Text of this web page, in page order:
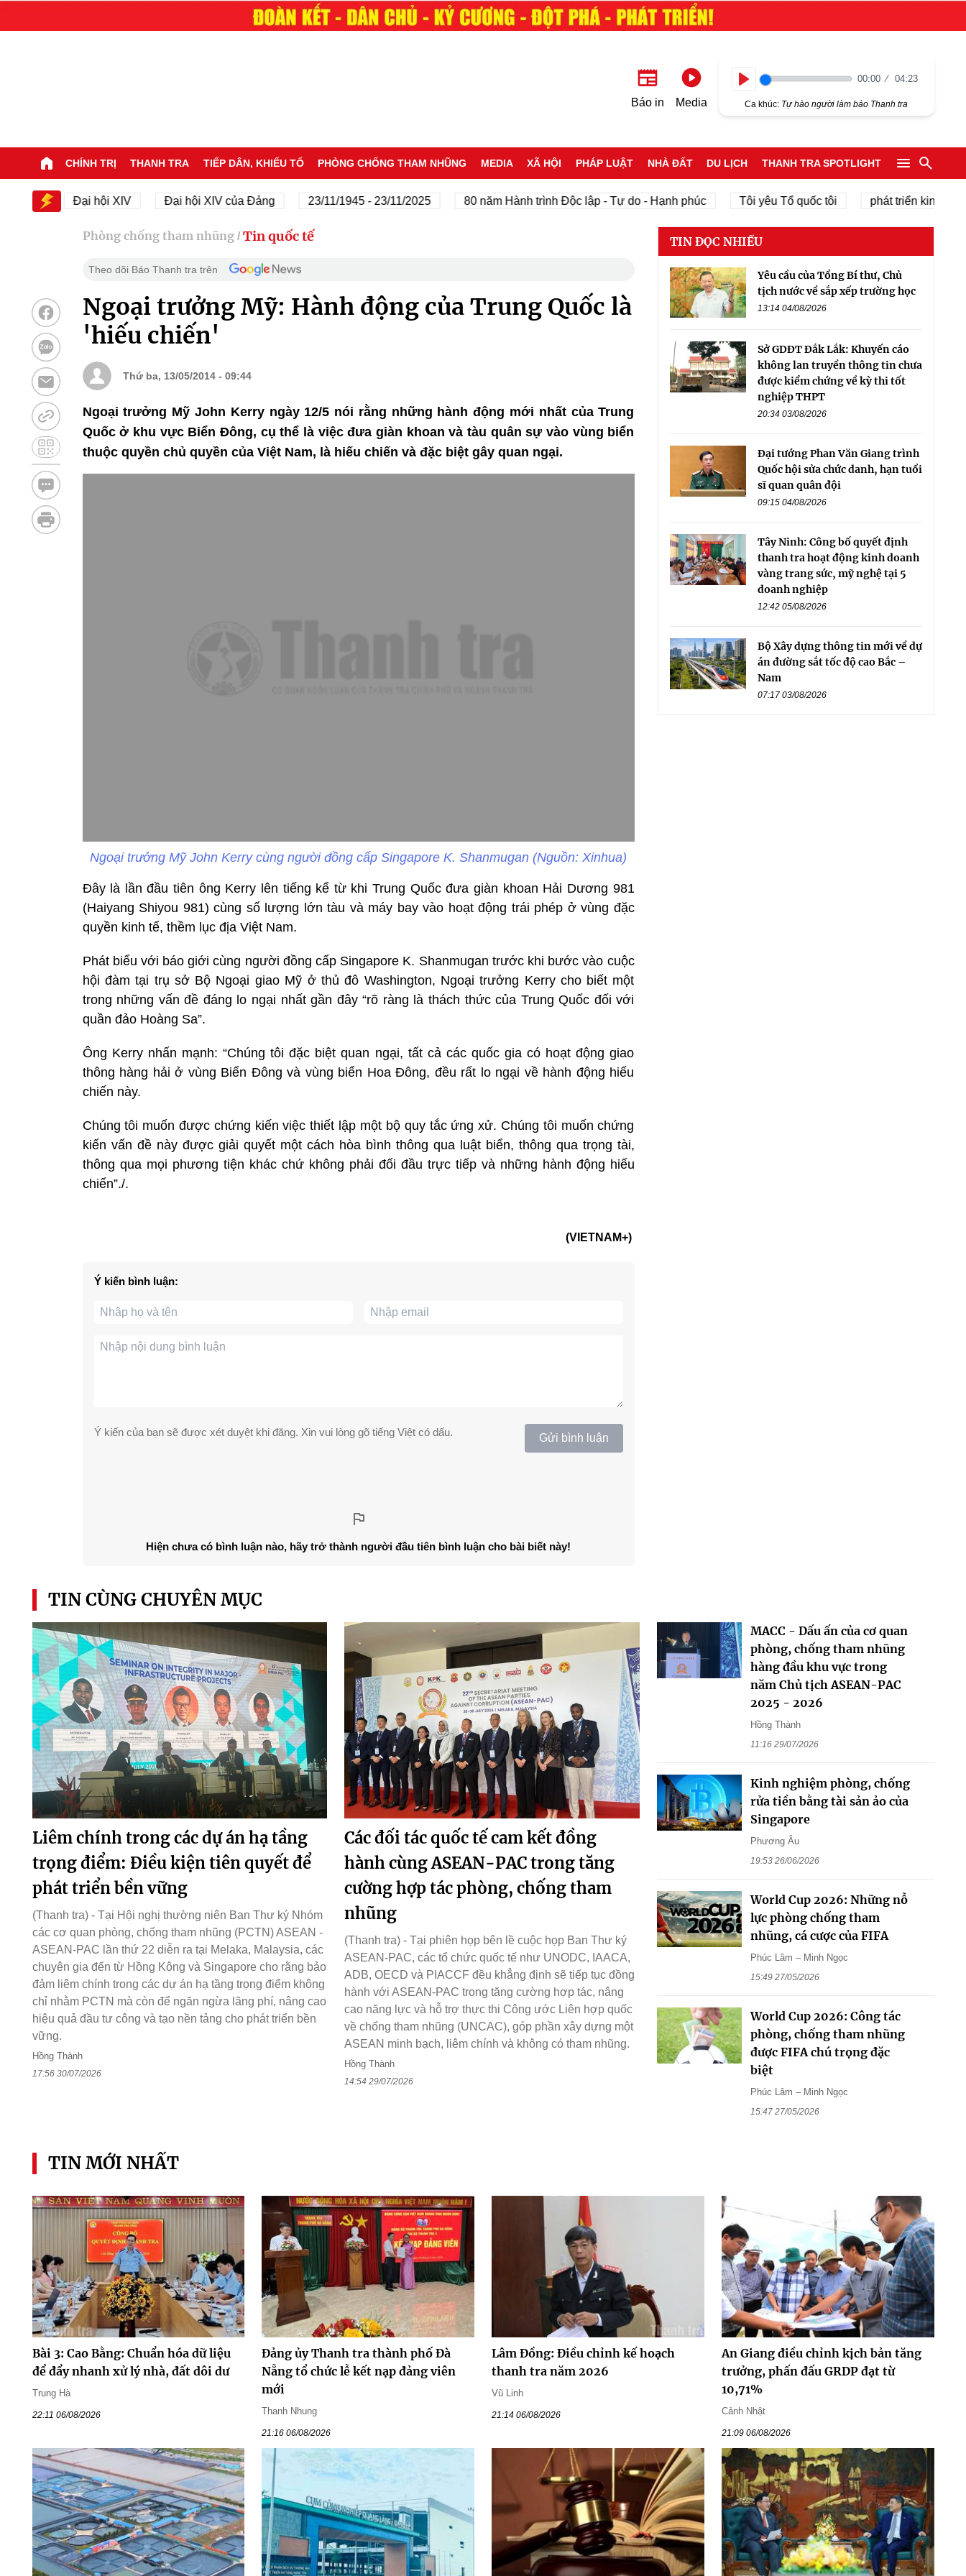
Báo in Media
00:00 04:23
Ca khúc: Tự hào người làm báo Thanh tra
CHÍNH TRỊ THANH TRA TIẾP DÂN, KHIẾU TỐ PHÒNG CHỐNG THAM NHŨNG MEDIA XÃ HỘI PHÁP LUẬT NHÀ ĐẤT DU LỊCH THANH TRA SPOTLIGHT
Đại hội XIV Đại hội XIV của Đảng 23/11/1945 - 23/11/2025 80 năm Hành trình Độc lập - Tự do - Hạnh phúc Tôi yêu Tổ quốc tôi phát triển kinh tế tư nhân
Phòng chống tham nhũng / Tin quốc tế
Theo dõi Báo Thanh tra trên
Ngoại trưởng Mỹ: Hành động của Trung Quốc là
'hiếu chiến'
Thứ ba, 13/05/2014 - 09:44
Ngoại trưởng Mỹ John Kerry ngày 12/5 nói rằng những hành động mới nhất của Trung
Quốc ở khu vực Biển Đông, cụ thể là việc đưa giàn khoan và tàu quân sự vào vùng biển
thuộc quyền chủ quyền của Việt Nam, là hiếu chiến và đặc biệt gây quan ngại.
Ngoại trưởng Mỹ John Kerry cùng người đồng cấp Singapore K. Shanmugan (Nguồn: Xinhua)
Đây là lần đầu tiên ông Kerry lên tiếng kể từ khi Trung Quốc đưa giàn khoan Hải Dương 981
(Haiyang Shiyou 981) cùng số lượng lớn tàu và máy bay vào hoạt động trái phép ở vùng đặc
quyền kinh tế, thềm lục địa Việt Nam.
Phát biểu với báo giới cùng người đồng cấp Singapore K. Shanmugan trước khi bước vào cuộc
hội đàm tại trụ sở Bộ Ngoại giao Mỹ ở thủ đô Washington, Ngoại trưởng Kerry cho biết một
trong những vấn đề đáng lo ngại nhất gần đây “rõ ràng là thách thức của Trung Quốc đối với
quần đảo Hoàng Sa”.
Ông Kerry nhấn mạnh: “Chúng tôi đặc biệt quan ngại, tất cả các quốc gia có hoạt động giao
thông hàng hải ở vùng Biển Đông và vùng biển Hoa Đông, đều rất lo ngại về hành động hiếu
chiến này.
Chúng tôi muốn được chứng kiến việc thiết lập một bộ quy tắc ứng xử. Chúng tôi muốn chứng
kiến vấn đề này được giải quyết một cách hòa bình thông qua luật biển, thông qua trọng tài,
thông qua mọi phương tiện khác chứ không phải đối đầu trực tiếp và những hành động hiếu
chiến”./.
(VIETNAM+)
Ý kiến bình luận:
Ý kiến của bạn sẽ được xét duyệt khi đăng. Xin vui lòng gõ tiếng Việt có dấu. Gửi bình luận
Hiện chưa có bình luận nào, hãy trở thành người đầu tiên bình luận cho bài biết này!
TIN ĐỌC NHIỀU
Yêu cầu của Tổng Bí thư, Chủ
tịch nước về sắp xếp trường học
13:14 04/08/2026
Sở GDĐT Đắk Lắk: Khuyến cáo
không lan truyền thông tin chưa
được kiểm chứng về kỳ thi tốt
nghiệp THPT
20:34 03/08/2026
Đại tướng Phan Văn Giang trình
Quốc hội sửa chức danh, hạn tuổi
sĩ quan quân đội
09:15 04/08/2026
Tây Ninh: Công bố quyết định
thanh tra hoạt động kinh doanh
vàng trang sức, mỹ nghệ tại 5
doanh nghiệp
12:42 05/08/2026
Bộ Xây dựng thông tin mới về dự
án đường sắt tốc độ cao Bắc –
Nam
07:17 03/08/2026
TIN CÙNG CHUYÊN MỤC
Liêm chính trong các dự án hạ tầng
trọng điểm: Điều kiện tiên quyết để
phát triển bền vững
(Thanh tra) - Tại Hội nghị thường niên Ban Thư ký Nhóm
các cơ quan phòng, chống tham nhũng (PCTN) ASEAN -
ASEAN-PAC lần thứ 22 diễn ra tại Melaka, Malaysia, các
chuyên gia đến từ Hồng Kông và Singapore cho rằng bảo
đảm liêm chính trong các dự án hạ tầng trọng điểm không
chỉ nhằm PCTN mà còn để ngăn ngừa lãng phí, nâng cao
hiệu quả đầu tư công và tạo nền tảng cho phát triển bền
vững.
Hồng Thành
17:56 30/07/2026
Các đối tác quốc tế cam kết đồng
hành cùng ASEAN-PAC trong tăng
cường hợp tác phòng, chống tham
nhũng
(Thanh tra) - Tại phiên họp bên lề cuộc họp Ban Thư ký
ASEAN-PAC, các tổ chức quốc tế như UNODC, IAACA,
ADB, OECD và PIACCF đều khẳng định sẽ tiếp tục đồng
hành với ASEAN-PAC trong tăng cường hợp tác, nâng
cao năng lực và hỗ trợ thực thi Công ước Liên hợp quốc
về chống tham nhũng (UNCAC), góp phần xây dựng một
ASEAN minh bạch, liêm chính và không có tham nhũng.
Hồng Thành
14:54 29/07/2026
MACC - Dấu ấn của cơ quan
phòng, chống tham nhũng
hàng đầu khu vực trong
năm Chủ tịch ASEAN-PAC
2025 - 2026
Hồng Thành
11:16 29/07/2026
Kinh nghiệm phòng, chống
rửa tiền bằng tài sản ảo của
Singapore
Phương Âu
19:53 26/06/2026
World Cup 2026: Những nỗ
lực phòng chống tham
nhũng, cá cược của FIFA
Phúc Lâm – Minh Ngọc
15:49 27/05/2026
World Cup 2026: Công tác
phòng, chống tham nhũng
được FIFA chú trọng đặc
biệt
Phúc Lâm – Minh Ngọc
15:47 27/05/2026
TIN MỚI NHẤT
Bài 3: Cao Bằng: Chuẩn hóa dữ liệu
để đẩy nhanh xử lý nhà, đất dôi dư
Trung Hà
22:11 06/08/2026
Đảng ủy Thanh tra thành phố Đà
Nẵng tổ chức lễ kết nạp đảng viên
mới
Thanh Nhung
21:16 06/08/2026
Lâm Đồng: Điều chỉnh kế hoạch
thanh tra năm 2026
Vũ Linh
21:14 06/08/2026
An Giang điều chỉnh kịch bản tăng
trưởng, phấn đấu GRDP đạt từ
10,71%
Cảnh Nhật
21:09 06/08/2026